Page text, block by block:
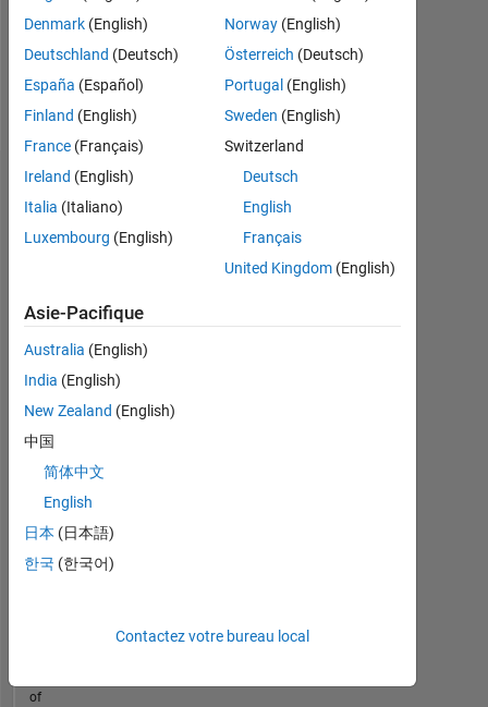
Following:
0
Follow
Tableau de bord
Statistiques
CONTRIBUTIONS
-2
-1 2
3
05/20
01/21
09/21
05/22
01/23
09/23
05/24
01/25
09/25
05/26
02/21
11/21
08/22
05/23
02/24
11/24
08/25
of
Denmark (English)
Deutschland (Deutsch)
España (Español)
Finland (English)
France (Français)
Ireland (English)
Italia (Italiano)
Luxembourg (English)
Norway(English)
Österreich (Deutsch)
Portugal (English)
Sweden (English)
Switzerland
Deutsch
English
Français
United Kingdom(English)
Asie-Pacifique
Australia (English)
India (English)
New Zealand (English)
中国
简体中文
English
日本 (日本語)
한국 (한국어)
Contactez votre bureau local